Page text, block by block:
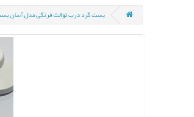
بست گرد درب توالت فرنگی مدل آسان بست